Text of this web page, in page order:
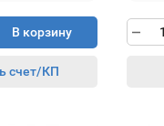
В корзину
счет/КП